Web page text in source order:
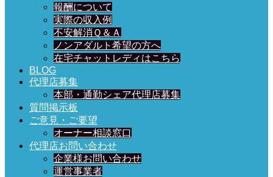
報酬について
実際の収入例
不安解消Ｑ＆Ａ
ノンアダルト希望の方へ
在宅チャットレディはこちら
BLOG
代理店募集
本部・通勤シェア代理店募集
質問掲示板
ご意見・ご要望
オーナー相談窓口
代理店お問い合わせ
企業様お問い合わせ
運営事業者